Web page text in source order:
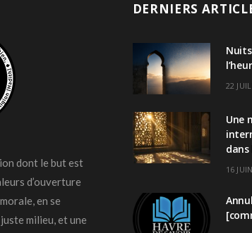
dont le but est
d’ouverture
en se
milieu, et une
DERNIERS
22
Une
16